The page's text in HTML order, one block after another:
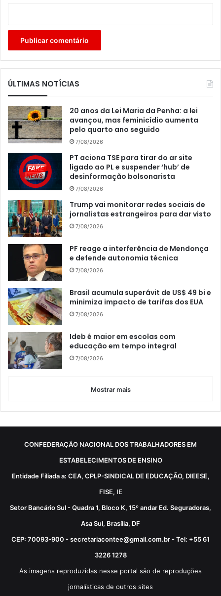
ÚLTIMAS NOTÍCIAS
20 anos da Lei Maria da Penha: a lei
avançou, mas feminicídio aumenta
pelo quarto ano seguido
7/08/2026
PT aciona TSE para tirar do ar site
ligado ao PL e suspender ‘hub’ de
desinformação bolsonarista
7/08/2026
Trump vai monitorar redes sociais de
jornalistas estrangeiros para dar visto
7/08/2026
PF reage a interferência de Mendonça
e defende autonomia técnica
7/08/2026
Brasil acumula superávit de US$ 49 bi e
minimiza impacto de tarifas dos EUA
7/08/2026
Ideb é maior em escolas com
educação em tempo integral
7/08/2026
Mostrar mais
CONFEDERAÇÃO NACIONAL DOS TRABALHADORES EM
ESTABELECIMENTOS DE ENSINO
Entidade Filiada a: CEA, CPLP-SINDICAL DE EDUCAÇÃO, DIEESE,
FISE, IE
Setor Bancário Sul - Quadra 1, Bloco K, 15º andar Ed. Seguradoras,
Asa Sul, Brasília, DF
CEP: 70093-900 - secretariacontee@gmail.com.br - Tel: +55 61
3226 1278
As imagens reproduzidas nesse portal são de reproduções
jornalísticas de outros sites